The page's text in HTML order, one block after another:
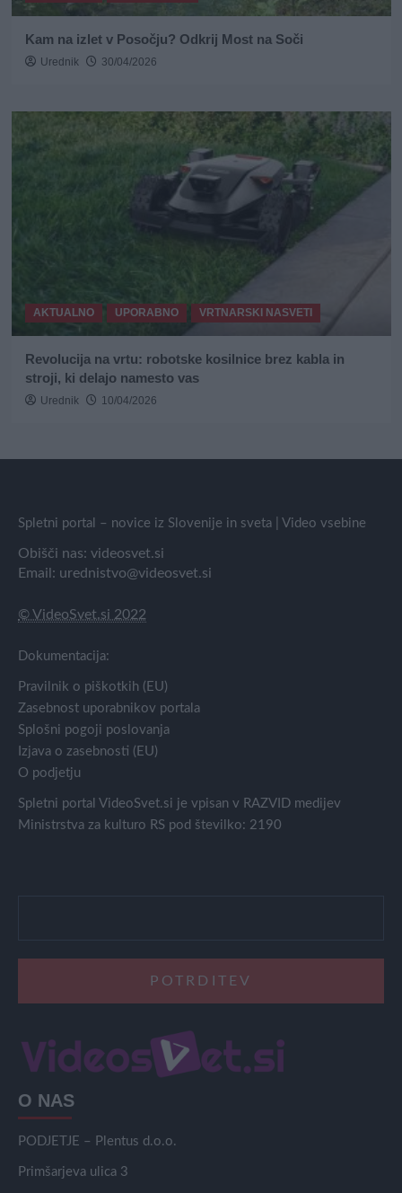
Kam na izlet v Posočju? Odkrij Most na Soči
Urednik 30/04/2026
AKTUALNO UPORABNO VRTNARSKI NASVETI
Revolucija na vrtu: robotske kosilnice brez kabla in
stroji, ki delajo namesto vas
Urednik 10/04/2026
Spletni portal – novice iz Slovenije in sveta | Video vsebine
Obišči nas: videosvet.si
Email: urednistvo@videosvet.si
© VideoSvet.si 2022
Dokumentacija:
Pravilnik o piškotkih (EU)
Zasebnost uporabnikov portala
Splošni pogoji poslovanja
Izjava o zasebnosti (EU)
O podjetju
Spletni portal VideoSvet.si je vpisan v RAZVID medijev
Ministrstva za kulturo RS pod številko: 2190
O NAS
PODJETJE – Plentus d.o.o.
Primšarjeva ulica 3